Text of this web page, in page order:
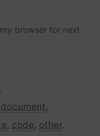
browser for next
document,
, code, other.